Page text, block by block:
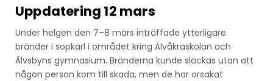
Uppdatering 12 mars
Under helgen den 7–8 mars inträffade ytterligare
bränder i sopkärl i området kring Älvåkraskolan och
Älvsbyns gymnasium. Bränderna kunde släckas utan att
någon person kom till skada, men de har orsakat